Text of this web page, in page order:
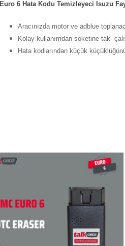
Euro 6 Hata Kodu Temizleyeci Isuzu
Aracınızda motor ve adblue
Kolay kullanımdan soketine tak-
Hata kodlarından küçük